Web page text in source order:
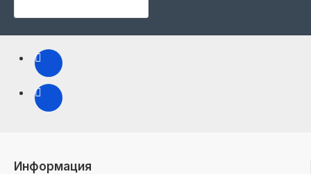
Информация